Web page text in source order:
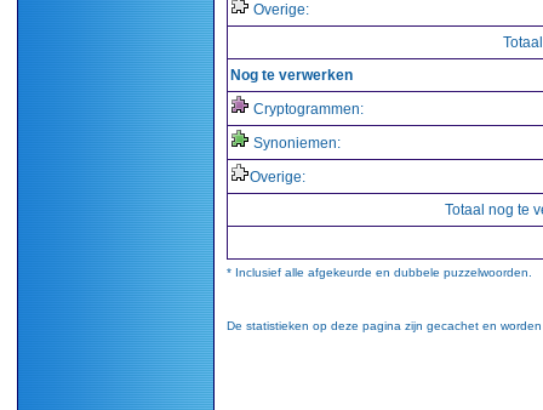
Overige:
Nog te verwerken
Cryptogrammen:
Synoniemen:
Overige:
Totaal nog te
* Inclusief alle afgekeurde en dubbele puzzelwoorden.
De statistieken op deze pagina zijn gecachet en